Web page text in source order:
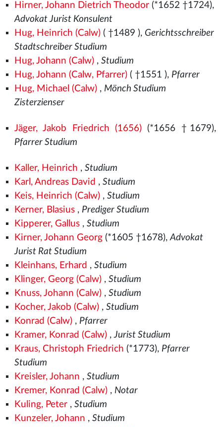
Hirner, Johann Dietrich Theodor(*1652 †1724),
Advokat Jurist Konsulent
Hug, Heinrich (Calw)( †1489 ), Gerichtsschreiber
Stadtschreiber Studium
Hug, Johann (Calw), Studium
Hug, Johann (Calw, Pfarrer)( †1551 ), Pfarrer
Hug, Michael (Calw), Mönch Studium
Zisterzienser
Jäger, Jakob Friedrich (1656)(*1656 †1679),
Pfarrer Studium
Kaller, Heinrich , Studium
Karl, Andreas David , Studium
Keis, Heinrich (Calw), Studium
Kerner, Blasius, Prediger Studium
Kipperer, Gallus, Studium
Kirner, Johann Georg(*1605 †1678),Advokat
Jurist Rat Studium
Kleinhans, Erhard , Studium
Klinger, Georg (Calw), Studium
Knuss, Johann (Calw), Studium
Kocher, Jakob (Calw), Studium
Konrad (Calw), Pfarrer
Kramer, Konrad (Calw),Jurist Studium
Kraus, Christoph Friedrich (*1773), Pfarrer
Studium
Kreisler, Johann , Studium
Kremer, Konrad (Calw), Notar
Kuling, Peter, Studium
Kunzeler, Johann , Studium